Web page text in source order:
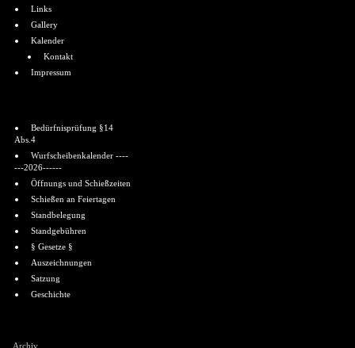
Links
Gallery
Kalender
Kontakt
Impressum
Bedürfnisprüfung §14
Abs.4
Wurfscheibenkalender ----
---2026------
Öffnungs und Schießzeiten
Schießen an Feiertagen
Standbelegung
Standgebühren
§ Gesetze §
Auszeichnungen
Satzung
Geschichte
Archiv